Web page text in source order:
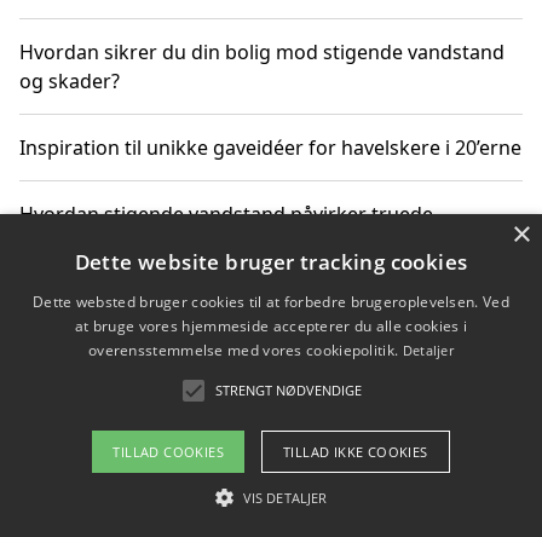
Hvordan sikrer du din bolig mod stigende vandstand
og skader?
Inspiration til unikke gaveidéer for havelskere i 20’erne
Hvordan stigende vandstand påvirker truede
Sådan vælger du de bedste vandrerygsække til
vandreture i Danmark
Copyright 2026 - Pilanto Aps
Om / kontakt
×
Dette website bruger tracking cookies
Dette websted bruger cookies til at forbedre brugeroplevelsen. Ved
at bruge vores hjemmeside accepterer du alle cookies i
overensstemmelse med vores cookiepolitik. Detaljer
STRENGT NØDVENDIGE
TILLAD COOKIES TILLAD IKKE COOKIES
VIS DETALJER